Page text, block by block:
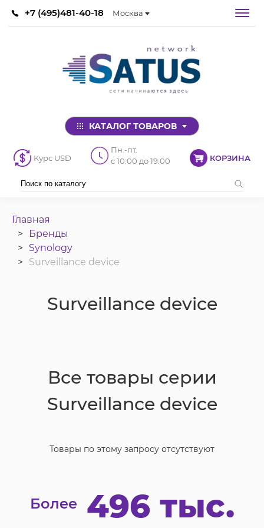
+7 (495)481-40-18 Москва
КАТАЛОГ ТОВАРОВ
Курс USD
Пн.-пт.
с 10:00 до 19:00
КОРЗИНА
Главная
Бренды
Synology
Surveillance device
Surveillance device
Все товары серии
Surveillance device
Товары по этому запросу отсутствуют
Более 496 тыс.